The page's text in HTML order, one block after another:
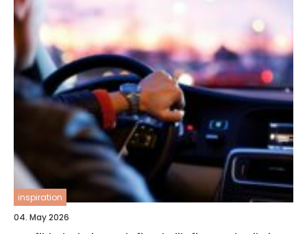
inspiration
04. May 2026